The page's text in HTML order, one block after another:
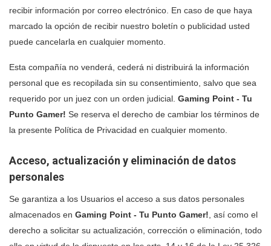
recibir información por correo electrónico. En caso de que haya
marcado la opción de recibir nuestro boletín o publicidad usted
puede cancelarla en cualquier momento.
Esta compañía no venderá, cederá ni distribuirá la información
personal que es recopilada sin su consentimiento, salvo que sea
requerido por un juez con un orden judicial. Gaming Point - Tu
Punto Gamer! Se reserva el derecho de cambiar los términos de
la presente Política de Privacidad en cualquier momento.
Acceso, actualización y eliminación de datos
personales
Se garantiza a los Usuarios el acceso a sus datos personales
almacenados en Gaming Point - Tu Punto Gamer! , así como el
derecho a solicitar su actualización, corrección o eliminación, todo